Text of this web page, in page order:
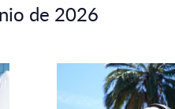
de 2026